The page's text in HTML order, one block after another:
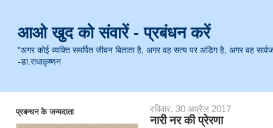
आओ खुद को संवारें - प्रबंधन करें
"अगर कोई व्यक्ति समर्पित जीवन बिताता है, अगर वह सत्य पर अडिग है, अगर वह
-डा.राधाकृष्णन
प्रबन्धन के जन्मदाता रविवार, 30 अप्रैल 2017
नारी नर की प्रेरणा